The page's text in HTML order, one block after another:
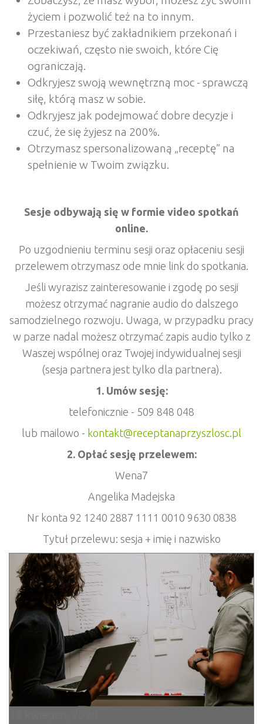
życiem i pozwolić też na to innym.
Przestaniesz być zakładnikiem przekonań i
oczekiwań, często nie swoich, które Cię
ograniczają.
Odkryjesz swoją wewnętrzną moc - sprawczą
siłę, którą masz w sobie.
Odkryjesz jak podejmować dobre decyzje i
czuć, że się żyjesz na 200%.
Otrzymasz spersonalizowaną „receptę” na
spełnienie w Twoim związku.
Sesje odbywają się w formie video spotkań
online.
Po uzgodnieniu terminu sesji oraz opłaceniu sesji
przelewem otrzymasz ode mnie link do spotkania.
Jeśli wyrazisz zainteresowanie i zgodę po sesji
możesz otrzymać nagranie audio do dalszego
samodzielnego rozwoju. Uwaga, w przypadku pracy
w parze nadal możesz otrzymać zapis audio tylko z
Waszej wspólnej oraz Twojej indywidualnej sesji
(sesja partnera jest tylko dla partnera).
1. Umów sesję:
telefonicznie - 509 848 048
lub mailowo - kontakt@receptanaprzyszlosc.pl
2. Opłać sesję przelewem:
Wena7
Angelika Madejska
Nr konta 92 1240 2887 1111 0010 9630 0838
Tytuł przelewu: sesja + imię i nazwisko